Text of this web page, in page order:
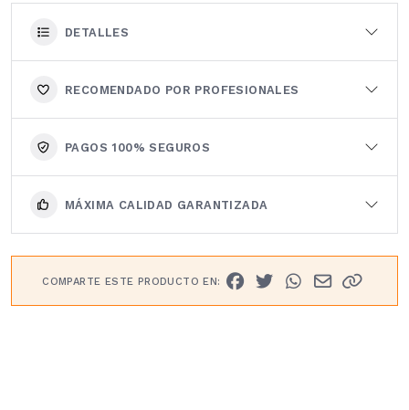
DETALLES
RECOMENDADO POR PROFESIONALES
PAGOS 100% SEGUROS
MÁXIMA CALIDAD GARANTIZADA
COMPARTE ESTE PRODUCTO EN: